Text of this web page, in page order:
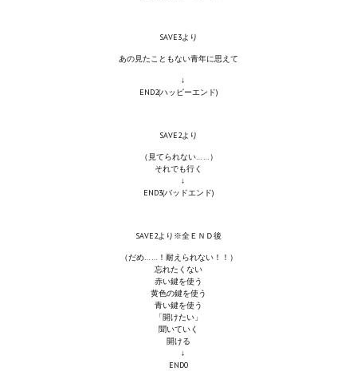
SAVE3より
あの見たこともない青年に思えて
↓
END2(ハッピーエンド)
SAVE2より
（見てられない……）
それでも行く
↓
END3(バッドエンド)
SAVE2より※全ＥＮＤ後
（だめ……！耐えられない！！）
忘れたくない
赤い鍵を使う
黄色の鍵を使う
青い鍵を使う
「開けたい」
聞いていく
開ける
↓
END0